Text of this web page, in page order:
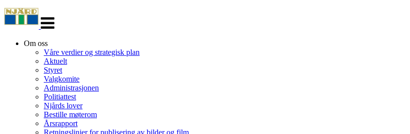
navigasjon
Om oss
Våre verdier og strategisk plan
Aktuelt
Styret
Valgkomite
Administrasjonen
Politiattest
Njårds lover
Bestille møterom
Årsrapport
Retningslinjer for publisering av bilder og film